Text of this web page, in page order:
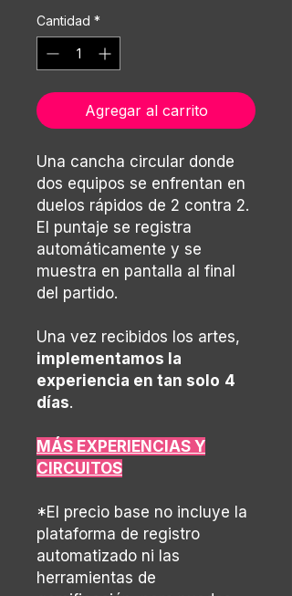
Cantidad *
Agregar al carrito
Una cancha circular donde
dos equipos se enfrentan en
duelos rápidos de 2 contra 2.
El puntaje se registra
automáticamente y se
muestra en pantalla al final
del partido.
Una vez recibidos los artes,
implementamos la
experiencia en tan solo 4
días.
MÁS EXPERIENCIAS Y
CIRCUITOS
*El precio base no incluye la
plataforma de registro
automatizado ni las
herramientas de